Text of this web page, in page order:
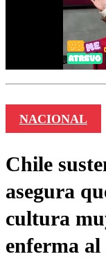
NACIONAL
Chile
asegura
cultura
enferma al